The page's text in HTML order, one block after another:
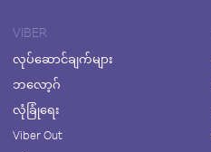
VIBER
လုပ်ဆောင်ချက်များ
ဘလော့ဂ်
လုံခြုံရေး
Viber Out